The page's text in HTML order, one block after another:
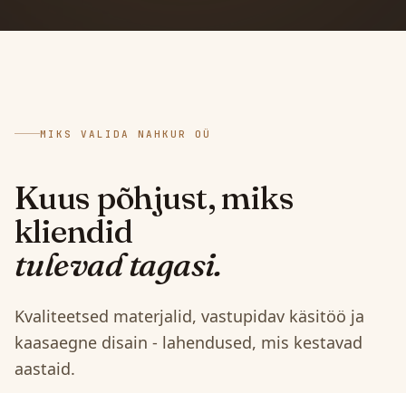
MIKS VALIDA NAHKUR OÜ
Kuus põhjust, miks
kliendid
tulevad tagasi.
Kvaliteetsed materjalid, vastupidav käsitöö ja
kaasaegne disain - lahendused, mis kestavad
aastaid.